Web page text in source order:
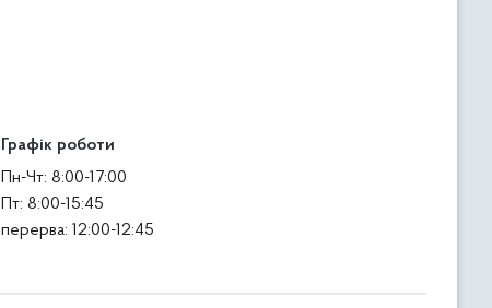
Графік роботи
Пн-Чт: 8:00-17:00
Пт: 8:00-15:45
перерва: 12:00-12:45